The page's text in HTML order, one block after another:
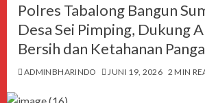
Polres Tabalong Bangun
Desa Sei Pimping, Dukung
Bersih dan Ketahanan
ADMINBHARINDO JUNI 19, 2026 2 MIN